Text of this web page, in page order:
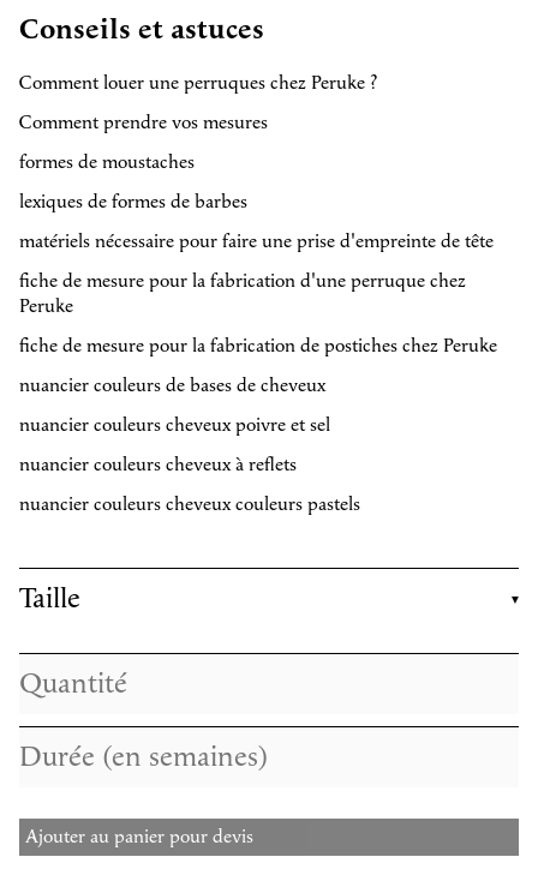
Conseils et astuces
Comment louer une perruques chez Peruke ?
Comment prendre vos mesures
formes de moustaches
lexiques de formes de barbes
matériels nécessaire pour faire une prise d'empreinte de tête
fiche de mesure pour la fabrication d'une perruque chez
Peruke
fiche de mesure pour la fabrication de postiches chez Peruke
nuancier couleurs de bases de cheveux
nuancier couleurs cheveux poivre et sel
nuancier couleurs cheveux à reflets
nuancier couleurs cheveux couleurs pastels
Taille
Ajouter au panier pour devis